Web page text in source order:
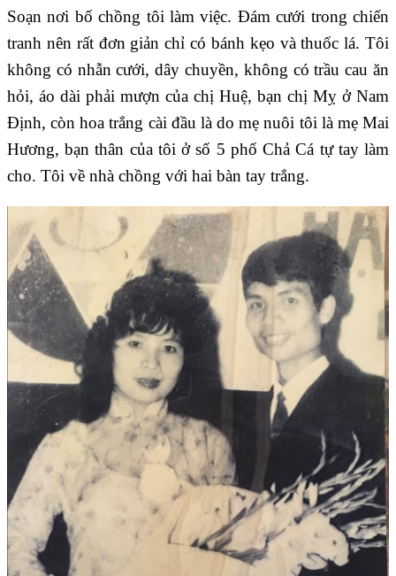
Soạn nơi bố chồng tôi làm việc. Đám cưới trong chiến
tranh nên rất đơn giản chỉ có bánh kẹo và thuốc lá. Tôi
không có nhẫn cưới, dây chuyền, không có trầu cau ăn
hỏi, áo dài phải mượn của chị Huệ, bạn chị Mỵ ở Nam
Định, còn hoa trắng cài đầu là do mẹ nuôi tôi là mẹ Mai
Hương, bạn thân của tôi ở số 5 phố Chả Cá tự tay làm
cho. Tôi về nhà chồng với hai bàn tay trắng.